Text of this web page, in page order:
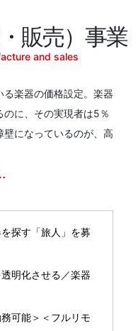
販売）事業
and sales
楽器の価格設定。楽器
に、その実現者は5％
になっているのが、高
探す「旅人」を募
明化させる／楽器
可能＞＜フルリモ